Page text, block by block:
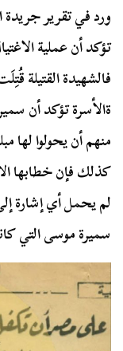
ورد في تقرير
تؤكد أن عملية
فالشهيدة القتيلة
ةالأسرة تؤكد أن
منهم أن يحولوا لها
لم يحمل أي إشارة
سميرة موسى التي